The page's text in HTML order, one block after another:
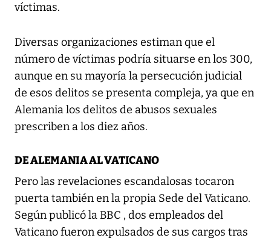
víctimas.
Diversas organizaciones estiman que el
número de víctimas podría situarse en los 300,
aunque en su mayoría la persecución judicial
de esos delitos se presenta compleja, ya que en
Alemania los delitos de abusos sexuales
prescriben a los diez años.
DE ALEMANIA AL VATICANO
Pero las revelaciones escandalosas tocaron
puerta también en la propia Sede del Vaticano.
Según publicó la BBC , dos empleados del
Vaticano fueron expulsados de sus cargos tras